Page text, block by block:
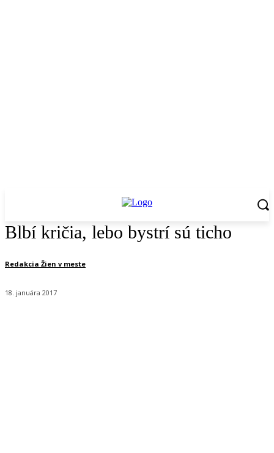
Blbí kričia, lebo bystrí sú ticho
Redakcia Žien v meste
18. januára 2017